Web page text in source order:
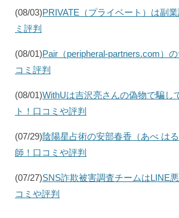
(08/03)PRIVATE（プライベート）は副
ミ評判
(08/01)Pair（peripheral-partners.com）
コミ評判
(08/01)WithUは吉沢亮さんの偽物で騙し
ト！口コミや評判
(07/29)陰陽星占術の安部春香（あべ は
師！口コミや評判
(07/27)SNS詐欺被害調査チームはLINE
コミや評判